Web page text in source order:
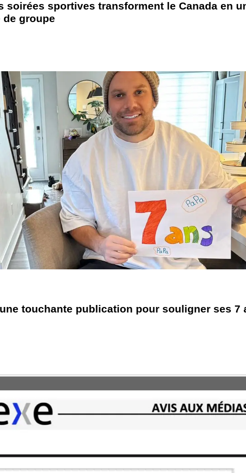
soirées sportives transforment le Canada en
de groupe
touchante publication pour souligner ses 7